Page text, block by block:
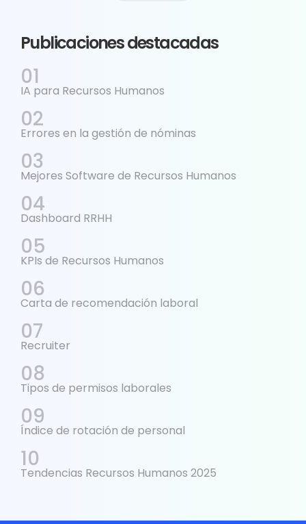
Publicaciones destacadas
IA para Recursos Humanos
Errores en la gestión de nóminas
Mejores Software de Recursos Humanos
Dashboard RRHH
KPIs de Recursos Humanos
Carta de recomendación laboral
Recruiter
Tipos de permisos laborales
Índice de rotación de personal
Tendencias Recursos Humanos 2025